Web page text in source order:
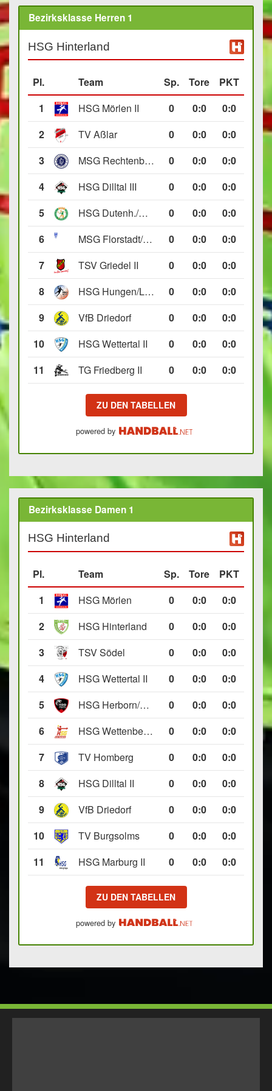
Bezirksklasse Herren 1
HSG Hinterland
Pl. Team Sp. Tore
PKT
1
HSG Mörlen II 0 0:0
0:0
2
TV Aßlar 0 0:0
0:0
3
MSG Rechtenbach/Wetzlar II 0 0:0
0:0
4
HSG Dilltal III 0 0:0
0:0
5
HSG Dutenh./Münchholzh. IV 0 0:0
0:0
6
MSG Florstadt/Gettenau II 0 0:0
0:0
7
TSV Griedel II 0 0:0
0:0
8
HSG Hungen/Lich II 0 0:0
0:0
9
VfB Driedorf 0 0:0
0:0
10
HSG Wettertal II 0 0:0
0:0
11
TG Friedberg II 0 0:0 0:0
ZU DEN TABELLEN
powered by
Bezirksklasse Damen 1
HSG Hinterland
Pl. Team Sp. Tore
PKT
1
HSG Mörlen 0 0:0
0:0
2
HSG Hinterland 0 0:0
0:0
3
TSV Södel 0 0:0
0:0
4
HSG Wettertal II 0 0:0
0:0
5
HSG Herborn/Seelbach 0 0:0
0:0
6
HSG Wettenberg III 0 0:0
0:0
7
TV Homberg 0 0:0
0:0
8
HSG Dilltal II 0 0:0
0:0
9
VfB Driedorf 0 0:0
0:0
10
TV Burgsolms 0 0:0
0:0
11
HSG Marburg II 0 0:0 0:0
ZU DEN TABELLEN
powered by